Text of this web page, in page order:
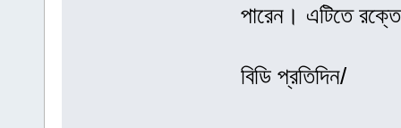
পারেন। এটিতে
বিডি প্রতিদিন/